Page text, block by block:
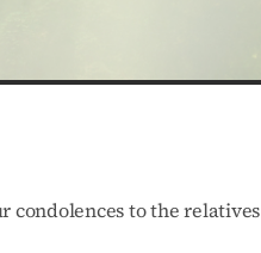
condolences to the relatives